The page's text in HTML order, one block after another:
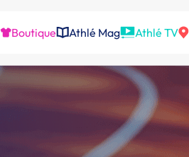
Boutique Athlé Mag Athlé TV